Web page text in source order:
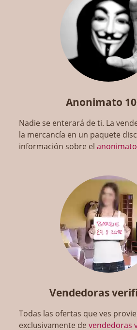
Anonimato
Nadie se enterará de ti. La
la mercancía en un paquete
información sobre elanonimato
Vendedoras
Todas las ofertas que ves
exclusivamente devendedoras